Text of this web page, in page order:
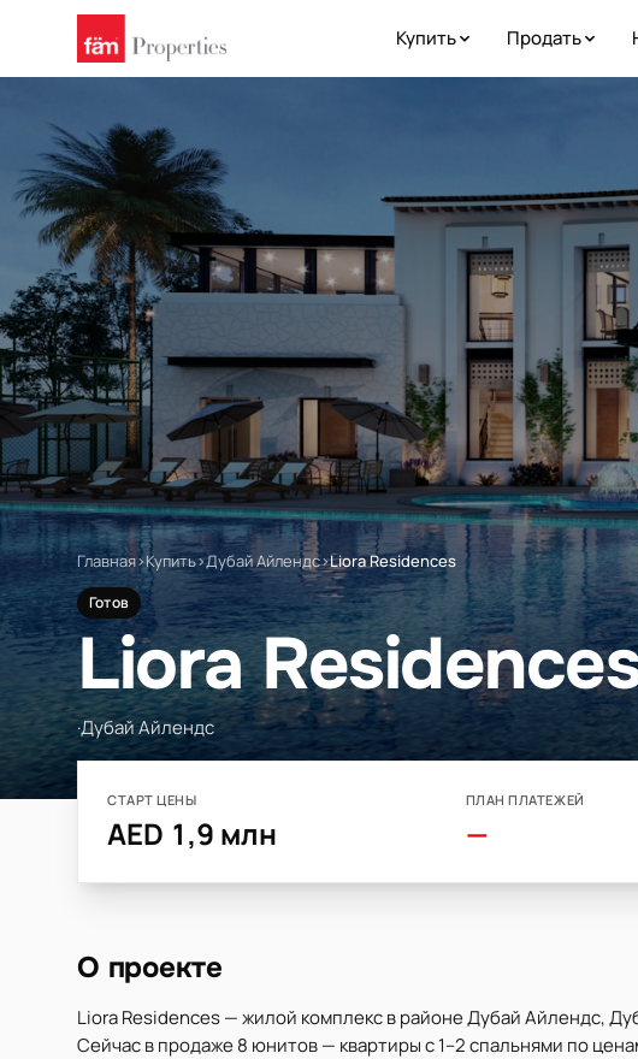
Купить Продать
Главная›Купить›Дубай Айлендс›Liora Residences
Готов
Liora
·Дубай Айлендс
СТАРТ ЦЕНЫ
AED 1,9 млн
ПЛАН ПЛАТЕЖЕЙ
—
О проекте
Liora Residences — жилой комплекс в районе Дубай Айлендс,
Сейчас в продаже 8 юнитов — квартиры с 1–2 спальнями по